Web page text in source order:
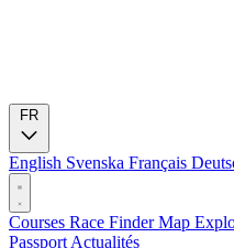
English Svenska Français
Courses Race FinderMap
Passport Actualités